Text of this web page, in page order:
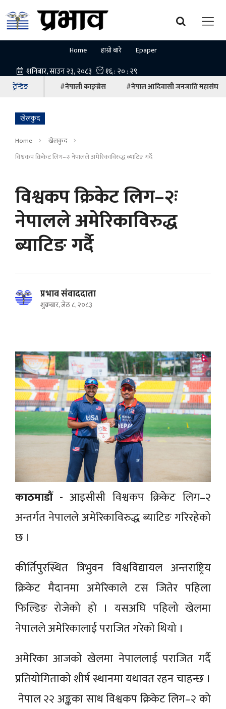
Home हाम्रो बारे Epaper
ट्रेन्डिङ #नेपाली काङ्ग्रेस #नेपाल आदिवासी जनजाति महासंघ
खेलकुद
Home
खेलकुद
विश्वकप क्रिकेट लिग–२ः नेपालले अमेरिकाविरुद्ध ब्याटिङ गर्दै
विश्वकप क्रिकेट लिग–२ः
नेपालले अमेरिकाविरुद्ध
ब्याटिङ गर्दै
प्रभाव संवाददाता
शुक्रबार, जेठ ८, २०८३
काठमाडौं -आइसीसी विश्वकप क्रिकेट लिग–२
अन्तर्गत नेपालले अमेरिकाविरुद्ध ब्याटिङ गरिरहेको
छ ।
कीर्तिपुरस्थित त्रिभुवन विश्वविद्यायल अन्तराष्ट्रिय
क्रिकेट मैदानमा अमेरिकाले टस जितेर पहिला
फिल्डिङ रोजेको हो । यसअघि पहिलो खेलमा
नेपालले अमेरिकालाई पराजित गरेको थियो ।
अमेरिका आजको खेलमा नेपाललाई पराजित गर्दै
प्रतियोगिताको शीर्ष स्थानमा यथावत रहन चाहन्छ ।
नेपाल २२ अङ्कका साथ विश्वकप क्रिकेट लिग–२ को